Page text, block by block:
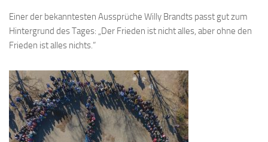
Einer der bekanntesten Aussprüche Willy Brandts passt gut zum
Hintergrund des Tages: „Der Frieden ist nicht alles, aber ohne den
Frieden ist alles nichts.“